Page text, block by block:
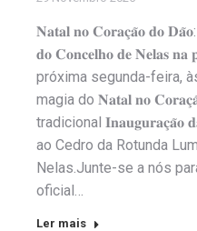
𝐍𝐚𝐭𝐚𝐥 𝐧𝐨 𝐂𝐨𝐫𝐚𝐜̧𝐚̃𝐨 𝐝𝐨
𝐝𝐨 𝐂𝐨𝐧𝐜𝐞𝐥𝐡𝐨 𝐝𝐞 𝐍𝐞𝐥𝐚𝐬 𝐧𝐚
próxima segunda-feira,
magia do 𝐍𝐚𝐭𝐚𝐥 𝐧𝐨
tradicional 𝐈𝐧𝐚𝐮𝐠𝐮𝐫𝐚𝐜̧𝐚̃𝐨
ao Cedro da Rotunda
Nelas.Junte-se a nós
oficial…
Ler mais